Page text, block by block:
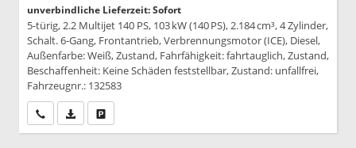
unverbindliche Lieferzeit: Sofort
5-türig, 2.2 Multijet 140 PS, 103 kW (140 PS), 2.184 cm³, 4 Zylinder,
Schalt. 6-Gang, Frontantrieb, Verbrennungsmotor (ICE), Diesel,
Außenfarbe: Weiß, Zustand, Fahrfähigkeit: fahrtauglich, Zustand,
Beschaffenheit: Keine Schäden feststellbar, Zustand: unfallfrei,
Fahrzeugnr.: 132583
Wir rufen Sie anPDF-Datei, Fahrzeugexposé drucken